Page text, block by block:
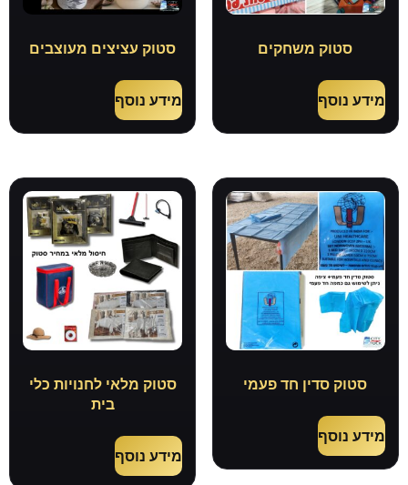
סטוק משחקים
מידע נוסף
סטוק עציצים מעוצבים
מידע נוסף
סטוק סדין חד פעמי
מידע נוסף
סטוק מלאי לחנויות כלי
בית
מידע נוסף